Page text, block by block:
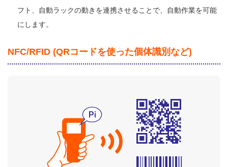
フト、自動ラックの動きを連携させることで、自動作業を可能
にします。
NFC/RFID (QRコードを使った個体識別など)